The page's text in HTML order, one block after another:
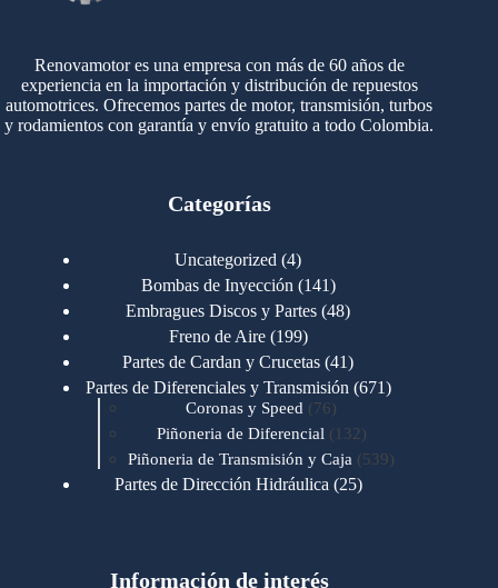
Renovamotor es una empresa con más de 60 años de
experiencia en la importación y distribución de repuestos
automotrices. Ofrecemos partes de motor, transmisión, turbos
y rodamientos con garantía y envío gratuito a todo Colombia.
Categorías
Uncategorized 44
productos
Bombas de Inyección 141141
productos
Embragues Discos y Partes 4848
Freno de Aire 199199
productos
Partes de Cardan y Crucetas 4141
productos
Partes de Diferenciales y Transmisión 671671
Coronas y Speed 7676
productos
Piñoneria de Diferencial 132 132
productos
Piñoneria de Transmisión y Caja 539539
Partes de Dirección Hidráulica 2525
Motores Cummins 723
Información de interés